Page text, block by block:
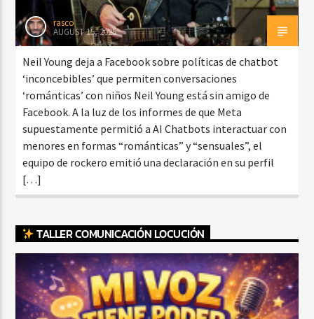
rasco
AUGUST 15, 2025
Neil Young deja a Facebook sobre políticas de chatbot
‘inconcebibles’ que permiten conversaciones
‘románticas’ con niños Neil Young está sin amigo de
Facebook. A la luz de los informes de que Meta
supuestamente permitió a AI Chatbots interactuar con
menores en formas “románticas” y “sensuales”, el
equipo de rockero emitió una declaración en su perfil
[…]
TALLER COMUNICACIÓN LOCUCIÓN